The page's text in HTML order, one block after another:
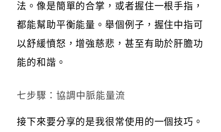
法。像是簡單的合掌，或者握住一根手指，
都能幫助平衡能量。舉個例子，握住中指可
以舒緩憤怒，增強慈悲，甚至有助於肝膽功
能的和諧。
七步驟：協調中脈能量流
接下來要分享的是我很常使用的一個技巧。